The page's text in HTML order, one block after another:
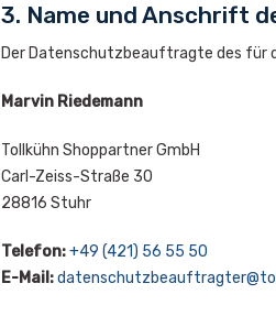
3. Name und Anschrift
Der Datenschutzbeauftragte des für
Marvin Riedemann
Tollkühn Shoppartner GmbH
Carl-Zeiss-Straße 30
28816 Stuhr
Telefon:+49 (421) 56 55 50
E-Mail: